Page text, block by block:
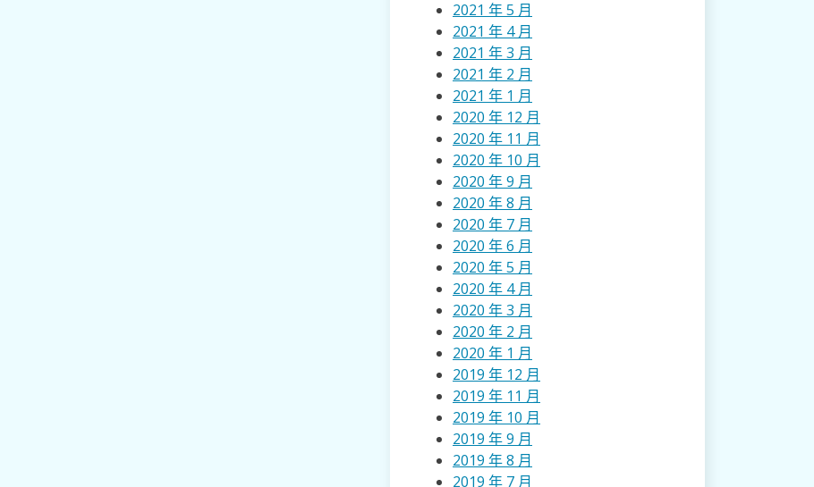
2021 年 5 月
2021 年 4 月
2021 年 3 月
2021 年 2 月
2021 年 1 月
2020 年 12 月
2020 年 11 月
2020 年 10 月
2020 年 9 月
2020 年 8 月
2020 年 7 月
2020 年 6 月
2020 年 5 月
2020 年 4 月
2020 年 3 月
2020 年 2 月
2020 年 1 月
2019 年 12 月
2019 年 11 月
2019 年 10 月
2019 年 9 月
2019 年 8 月
2019 年 7 月